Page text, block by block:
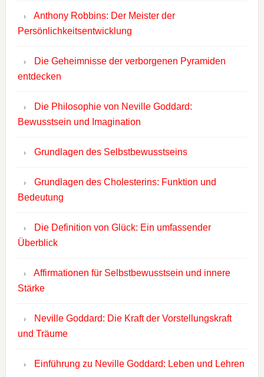
Anthony Robbins: Der Meister der
Persönlichkeitsentwicklung
Die Geheimnisse der verborgenen Pyramiden
entdecken
Die Philosophie von Neville Goddard:
Bewusstsein und Imagination
Grundlagen des Selbstbewusstseins
Grundlagen des Cholesterins: Funktion und
Bedeutung
Die Definition von Glück: Ein umfassender
Überblick
Affirmationen für Selbstbewusstsein und innere
Stärke
Neville Goddard: Die Kraft der Vorstellungskraft
und Träume
Einführung zu Neville Goddard: Leben und Lehren